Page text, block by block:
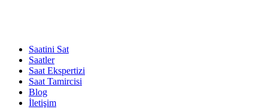
Saatini Sat
Saatler
Saat Ekspertizi
Saat Tamircisi
Blog
İletişim